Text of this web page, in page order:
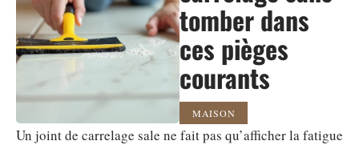
tomber dans
ces pièges
courants
MAISON
Un joint de carrelage sale ne fait pas qu’afficher la fatigue